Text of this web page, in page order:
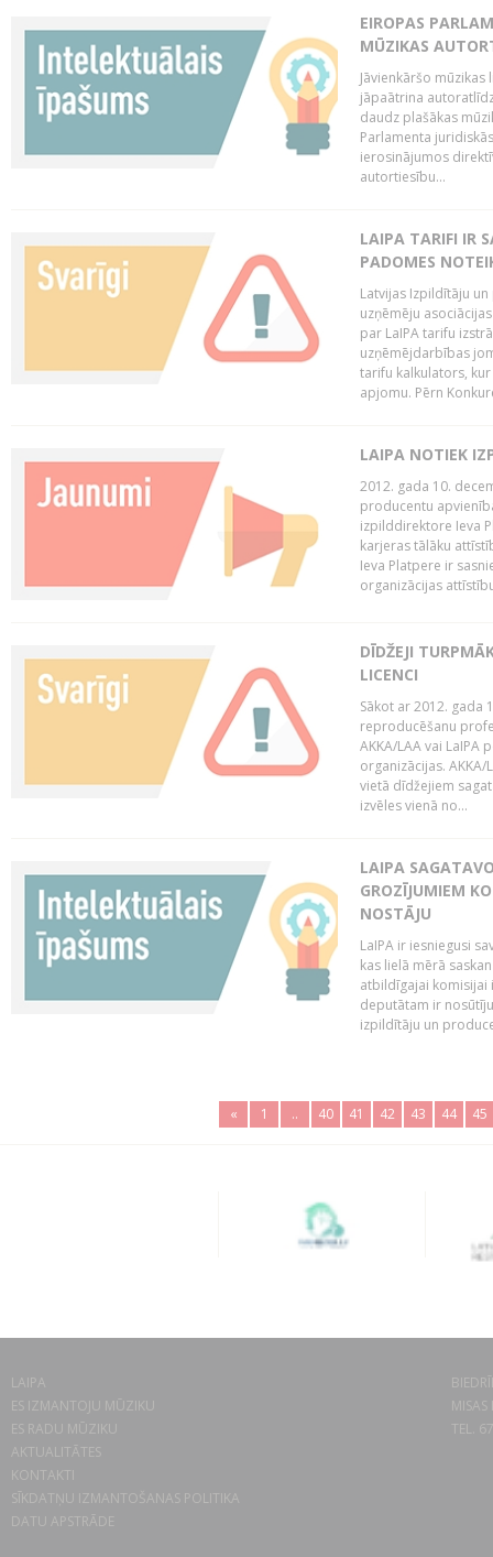
EIROPAS
MŪZIKAS
Jāvienkāršo
jāpaātrina
daudz plašākas
Parlamenta
ierosinājumos
autortiesību...
LAIPA TARIFI IR
PADOMES
Latvijas Izpildītāju
uzņēmēju
par LaIPA tarifu
uzņēmējdarbības
tarifu kalkulators,
apjomu. Pērn
LAIPA NOTIEK
2012. gada 10.
producentu
izpilddirektore Ieva
karjeras tālāku
Ieva Platpere ir
organizācijas
DĪDŽEJI
LICENCI
Sākot ar 2012. gada
reproducēšanu
AKKA/LAA vai LaIPA
organizācijas.
vietā dīdžejiem
izvēles vienā no...
LAIPA
GROZĪJUMIEM
NOSTĀJU
LaIPA ir iesniegusi
kas lielā mērā
atbildīgajai komisijai
deputātam ir
izpildītāju un
« 1 .. 40 41 42 43 44 45
LAIPA
ES IZMANTOJU MŪZIKU
ES RADU MŪZIKU
AKTUALITĀTES
KONTAKTI
SĪKDATŅU IZMANTOŠANAS POLITIKA
DATU APSTRĀDE
TEL.